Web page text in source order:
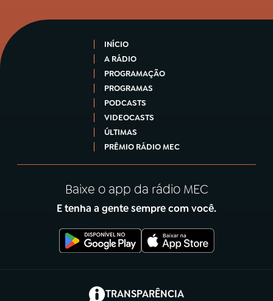
INÍCIO
A RÁDIO
PROGRAMAÇÃO
PROGRAMAS
PODCASTS
VIDEOCASTS
ÚLTIMAS
PRÊMIO RÁDIO MEC
Baixe o app da rádio MEC
E tenha a gente sempre com você.
TRANSPARÊNCIA
(abre em nova aba)